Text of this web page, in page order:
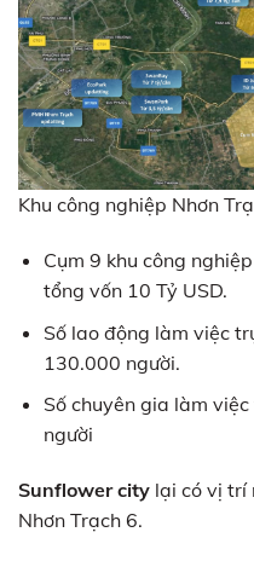
Khu công nghiệp Nhơn
Cụm 9 khu công
tổng vốn 10 Tỷ USD.
Số lao động làm việc
130.000 người.
Số chuyên gia làm
người
Sunflower city lại có vị trí
Nhơn Trạch 6.